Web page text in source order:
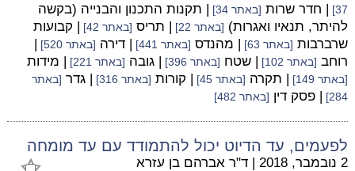
37]
| חדר שרות [באתר 34]
| תקנות התכנון והבנייה (בקשה
להיתר, תנאיו ואגרות) [באתר 22] | תריס [באתר 42]
| קבועות
שרברבות [באתר 63] | מהנדס [באתר 441] | דירה [באתר 520]
|
רוחב [באתר 102] | שטח [באתר 396] | גובה [באתר 221] | מידות
[באתר 149] | תקרה [באתר 45] | קורות [באתר 316] | גדר [באתר
284]
| פסק דין [באתר 482]
לפעמים, עד הדיוט יכול להתמודד עם עד מומחה
2 נובמבר, 2018 | ד"ר אברהם בן עזרא